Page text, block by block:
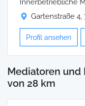
Innerbetriebliche
Gartenstraße 4,
Profil ansehen
Mediatoren und
von 28 km